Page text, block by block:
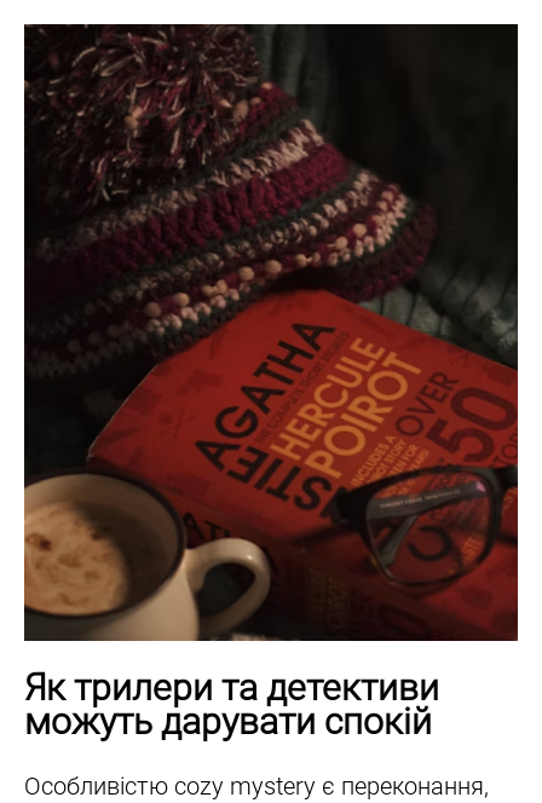
Як трилери та детективи
можуть дарувати спокій
Особливістю cozy mystery є переконання,